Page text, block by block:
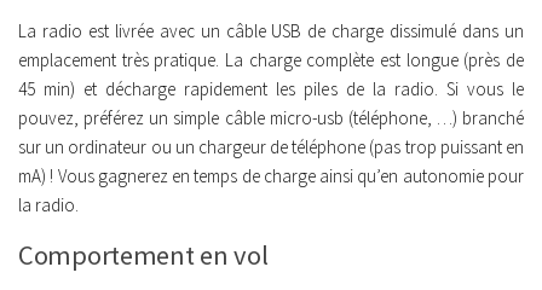
La radio est livrée avec un câble USB de charge dissimulé dans un
emplacement très pratique. La charge complète est longue (près de
45 min) et décharge rapidement les piles de la radio. Si vous le
pouvez, préférez un simple câble micro-usb (téléphone, …) branché
sur un ordinateur ou un chargeur de téléphone (pas trop puissant en
mA) ! Vous gagnerez en temps de charge ainsi qu’en autonomie pour
la radio.
Comportement en vol